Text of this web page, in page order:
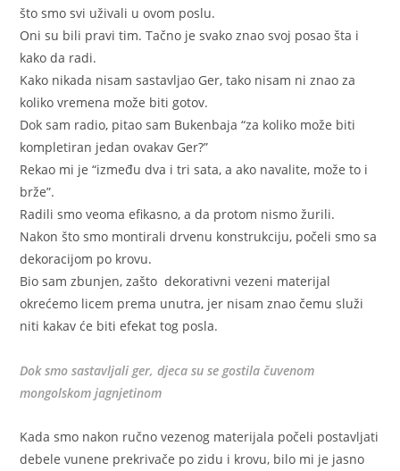
što smo svi uživali u ovom poslu.
Oni su bili pravi tim. Tačno je svako znao svoj posao šta i
kako da radi.
Kako nikada nisam sastavljao Ger, tako nisam ni znao za
koliko vremena može biti gotov.
Dok sam radio, pitao sam Bukenbaja “za koliko može biti
kompletiran jedan ovakav Ger?”
Rekao mi je “između dva i tri sata, a ako navalite, može to i
brže”.
Radili smo veoma efikasno, a da protom nismo žurili.
Nakon što smo montirali drvenu konstrukciju, počeli smo sa
dekoracijom po krovu.
Bio sam zbunjen, zašto dekorativni vezeni materijal
okrećemo licem prema unutra, jer nisam znao čemu služi
niti kakav će biti efekat tog posla.
Dok smo sastavljali ger, djeca su se gostila čuvenom
mongolskom jagnjetinom
Kada smo nakon ručno vezenog materijala počeli postavljati
debele vunene prekrivače po zidu i krovu, bilo mi je jasno